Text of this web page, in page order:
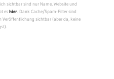
sichtbar sind nur Name, Website und
eshier. Dank Cache/Spam-Filter sind
sichtbar (aber da, keine